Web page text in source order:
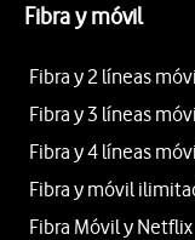
Fibra y móvil
Fibra y 2 líneas
Fibra y 3 líneas
Fibra y 4 líneas
Fibra y móvil
Fibra Móvil y Netflix